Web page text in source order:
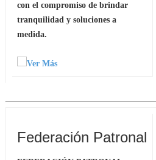
con el compromiso de brindar
tranquilidad y soluciones a
medida.
Federación Patronal